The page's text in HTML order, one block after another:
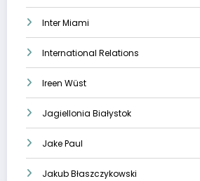
Inter Miami
International Relations
Ireen Wüst
Jagiellonia Białystok
Jake Paul
Jakub Błaszczykowski